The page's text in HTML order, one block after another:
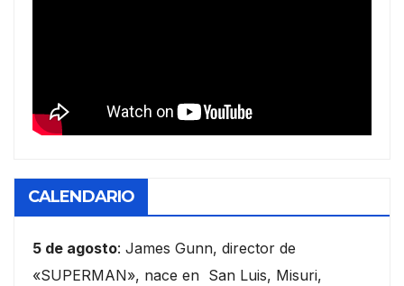
CALENDARIO
5 de agosto: James Gunn, director de
«SUPERMAN», nace en San Luis, Misuri,